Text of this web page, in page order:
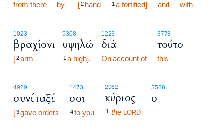
from there by [2 hand 1 a fortified] and with
1023
βραχίονι
[2arm
5308
υψηλώ
1 a high].
1223
διά
On account of
3778
τούτο
this
4929
συνέταξέ
[3gave orders
1473
σοι
4to you
2962
κύριος
1 the LORD
3588
ο